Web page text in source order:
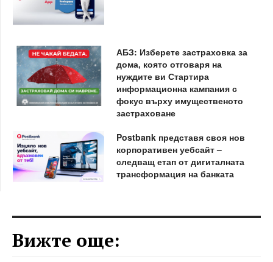
АБЗ: Изберете застраховка за
дома, която отговаря на
нуждите ви Стартира
информационна кампания с
фокус върху имущественото
застраховане
Postbank представя своя нов
корпоративен уебсайт –
следващ етап от дигиталната
трансформация на банката
Вижте още: